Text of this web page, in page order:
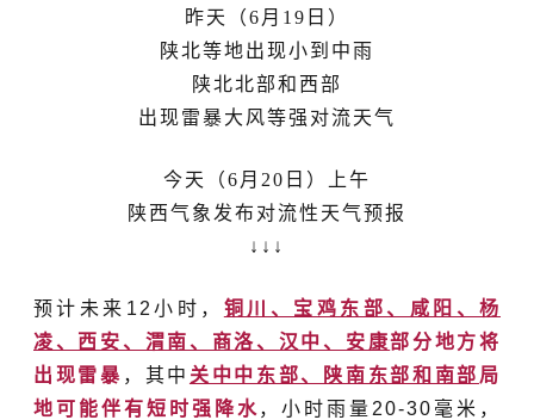
昨天（6月19日）
陕北等地出现小到中雨
陕北北部和西部
出现雷暴大风等强对流天气
今天 （6月20日）
上午
陕西气象发布对流性天气预报
↓ ↓ ↓
预计未来12小时， 铜川、宝鸡东部、咸阳、杨
凌、西安、渭南、商洛、汉中、安康部分地方将
出现雷暴 ，其中 关中中东部、陕南东部和南部 局
地可能伴有短时强降水，小时雨量20-30毫米，